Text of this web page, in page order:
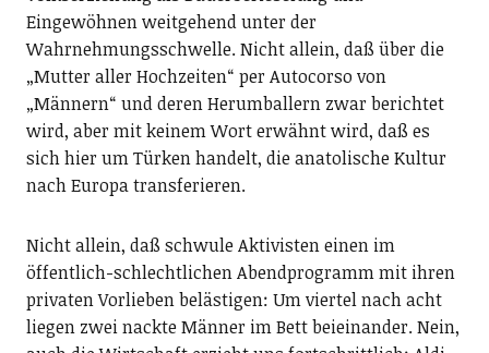
Eingewöhnen weitgehend unter der
Wahrnehmungsschwelle. Nicht allein, daß über die
„Mutter aller Hochzeiten“ per Autocorso von
„Männern“ und deren Herumballern zwar berichtet
wird, aber mit keinem Wort erwähnt wird, daß es
sich hier um Türken handelt, die anatolische Kultur
nach Europa transferieren.
Nicht allein, daß schwule Aktivisten einen im
öffentlich-schlechtlichen Abendprogramm mit ihren
privaten Vorlieben belästigen: Um viertel nach acht
liegen zwei nackte Männer im Bett beieinander. Nein,